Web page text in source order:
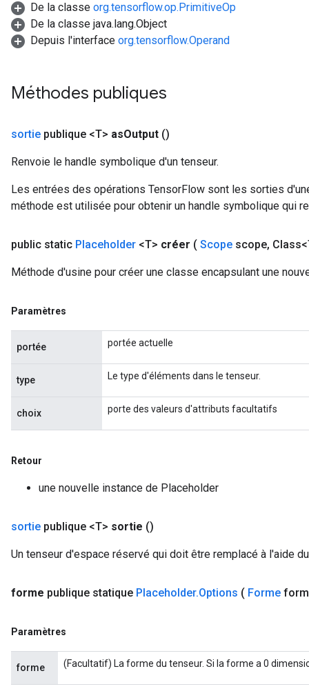
De la classe org.tensorflow.op.PrimitiveOp
De la classe java.lang.Object
Depuis l'interface org.tensorflow.Operand
Méthodes publiques
sortie publique <T> asOutput ()
Renvoie le handle symbolique d'un tenseur.
Les entrées des opérations TensorFlow sont les sorties
méthode est utilisée pour obtenir un handle symbolique qui
public static Placeholder <T> créer ( Scope scope,
Méthode d'usine pour créer une classe encapsulant une
Paramètres
portée portée actuelle
type Le type d'éléments dans le tenseur.
choix porte des valeurs d'attributs facultatifs
Retour
une nouvelle instance de Placeholder
sortie publique <T> sortie ()
Un tenseur d'espace réservé qui doit être remplacé à l'aide
forme publique statique Placeholder.Options ( Forme
Paramètres
forme (Facultatif) La forme du tenseur. Si la forme a 0